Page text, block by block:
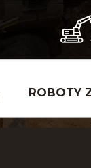
ROBOTY